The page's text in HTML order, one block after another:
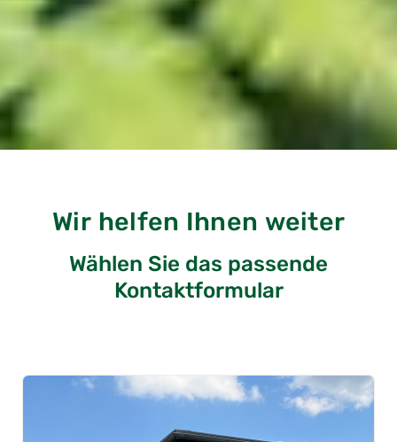
Wir helfen Ihnen weiter
Wählen Sie das passende
Kontaktformular